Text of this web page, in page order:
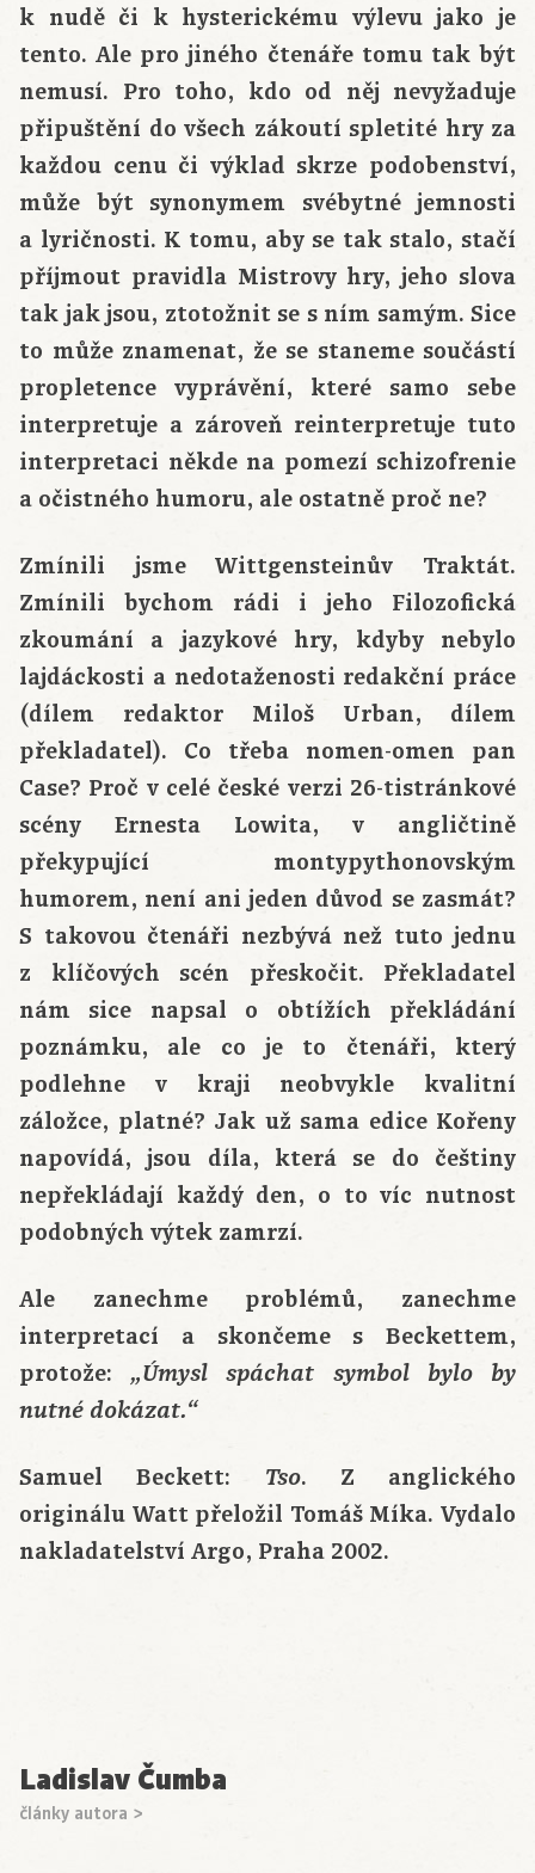
k nudě či k hysterickému výlevu jako je
tento. Ale pro jiného čtenáře tomu tak být
nemusí. Pro toho, kdo od něj nevyžaduje
připuštění do všech zákoutí spletité hry za
každou cenu či výklad skrze podobenství,
může být synonymem svébytné jemnosti
a lyričnosti. K tomu, aby se tak stalo, stačí
příjmout pravidla Mistrovy hry, jeho slova
tak jak jsou, ztotožnit se s ním samým. Sice
to může znamenat, že se staneme součástí
propletence vyprávění, které samo sebe
interpretuje a zároveň reinterpretuje tuto
interpretaci někde na pomezí schizofrenie
a očistného humoru, ale ostatně proč ne?
Zmínili jsme Wittgensteinův Traktát.
Zmínili bychom rádi i jeho Filozofická
zkoumání a jazykové hry, kdyby nebylo
lajdáckosti a nedotaženosti redakční práce
(dílem redaktor Miloš Urban, dílem
překladatel). Co třeba nomen-omen pan
Case? Proč v celé české verzi 26-tistránkové
scény Ernesta Lowita, v angličtině
překypující montypythonovským
humorem, není ani jeden důvod se zasmát?
S takovou čtenáři nezbývá než tuto jednu
z klíčových scén přeskočit. Překladatel
nám sice napsal o obtížích překládání
poznámku, ale co je to čtenáři, který
podlehne v kraji neobvykle kvalitní
záložce, platné? Jak už sama edice Kořeny
napovídá, jsou díla, která se do češtiny
nepřekládají každý den, o to víc nutnost
podobných výtek zamrzí.
Ale zanechme problémů, zanechme
interpretací a skončeme s Beckettem,
protože:„Úmysl spáchat symbol bylo by
nutné dokázat.“
Samuel Beckett: Tso. Z anglického
originálu Watt přeložil Tomáš Míka. Vydalo
nakladatelství Argo, Praha 2002.
Ladislav Čumba
články autora >